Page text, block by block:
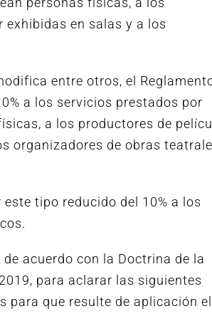
en salas y a los
entre otros, el
a los servicios prestados por
a los productores de
organizadores de obras
tipo reducido del 10% a los
acuerdo con la Doctrina de la
para aclarar las siguientes
para que resulte de aplicación